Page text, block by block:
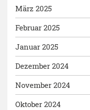
März 2025
Februar 2025
Januar 2025
Dezember 2024
November 2024
Oktober 2024